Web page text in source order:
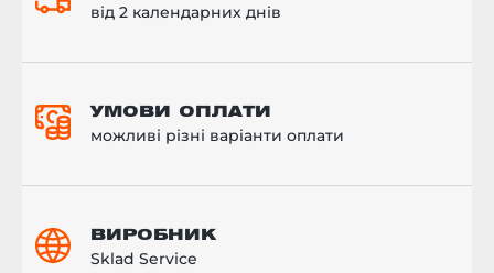
від 2 календарних днів
УМОВИ ОПЛАТИ
можливі різні варіанти оплати
ВИРОБНИК
Sklad Service